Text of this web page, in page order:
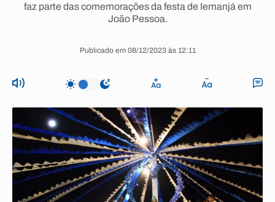
faz parte das comemorações da festa de Iemanjá em
João Pessoa.
Publicado em 08/12/2023 às 12:11